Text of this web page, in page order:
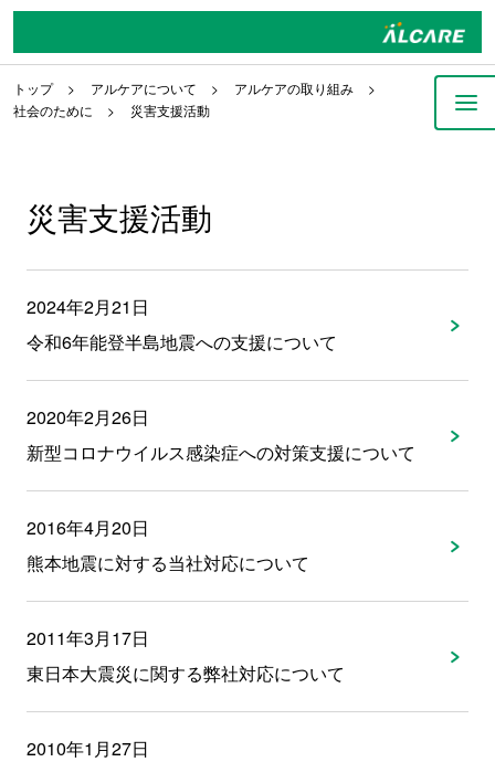
トップ アルケアについて
アルケアの取り組み
社会のために
災害支援活動
災害支援活動
2024年2月21日
令和6年能登半島地震への支援について
2020年2月26日
新型コロナウイルス感染症への対策支援について
2016年4月20日
熊本地震に対する当社対応について
2011年3月17日
東日本大震災に関する弊社対応について
2010年1月27日